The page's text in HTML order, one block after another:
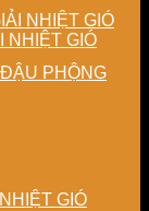
NHIỆT GIÓ
PHỘNG
GIÓ